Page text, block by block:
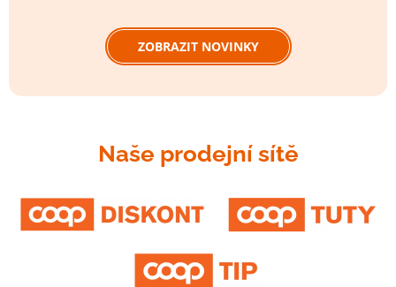
ZOBRAZIT NOVINKY
Naše prodejní sítě